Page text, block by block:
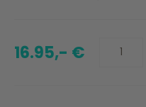
16.95,- €